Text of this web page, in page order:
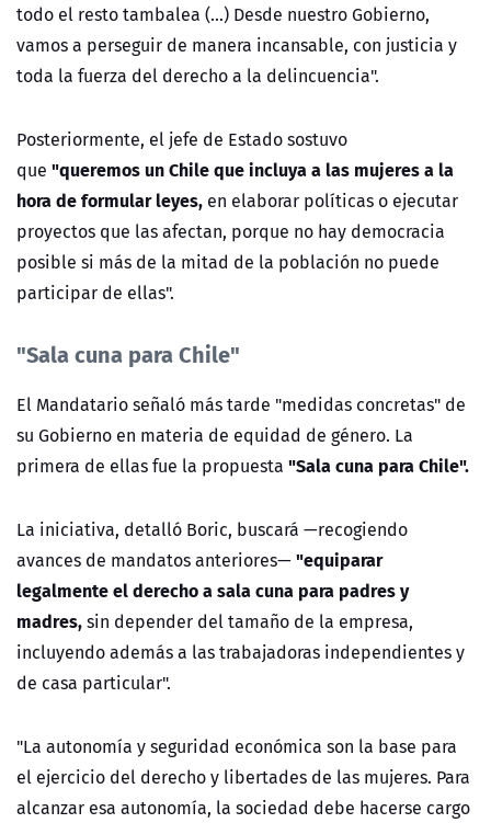
todo el resto tambalea (...) Desde nuestro Gobierno,
vamos a perseguir de manera incansable, con justicia y
toda la fuerza del derecho a la delincuencia".
Posteriormente, el jefe de Estado sostuvo
que "queremos un Chile que incluya a las mujeres a la
hora de formular leyes, en elaborar políticas o ejecutar
proyectos que las afectan, porque no hay democracia
posible si más de la mitad de la población no puede
participar de ellas".
"Sala cuna para Chile"
El Mandatario señaló más tarde "medidas concretas" de
su Gobierno en materia de equidad de género. La
primera de ellas fue la propuesta "Sala cuna para Chile".
La iniciativa, detalló Boric, buscará —recogiendo
avances de mandatos anteriores—"equiparar
legalmente el derecho a sala cuna para padres y
madres,sin depender del tamaño de la empresa,
incluyendo además a las trabajadoras independientes y
de casa particular".
"La autonomía y seguridad económica son la base para
el ejercicio del derecho y libertades de las mujeres. Para
alcanzar esa autonomía, la sociedad debe hacerse cargo